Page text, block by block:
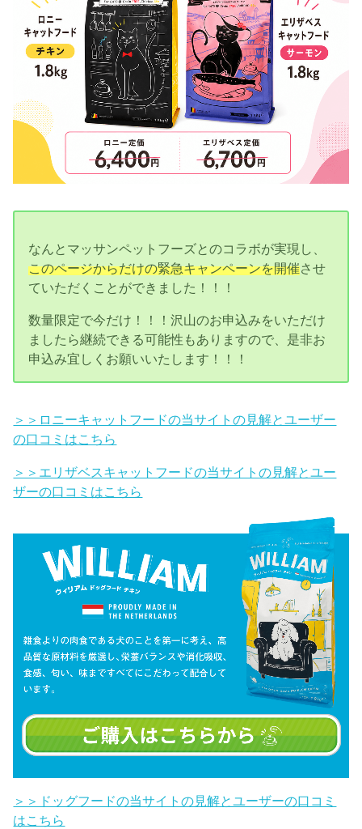
なんとマッサンペットフーズとのコラボが実現し、
このページからだけの緊急キャンペーンを開催させ
ていただくことができました！！！
数量限定で今だけ！！！沢山のお申込みをいただけ
ましたら継続できる可能性もありますので、是非お
申込み宜しくお願いいたします！！！
＞＞ロニーキャットフードの当サイトの見解とユーザー
の口コミはこちら
＞＞エリザベスキャットフードの当サイトの見解とユー
ザーの口コミはこちら
＞＞ドッグフードの当サイトの見解とユーザーの口コミ
はこちら